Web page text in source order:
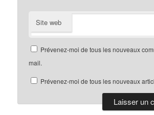
Site web
Prévenez-moi de tous les nouveaux
mail.
Prévenez-moi de tous les nouveaux